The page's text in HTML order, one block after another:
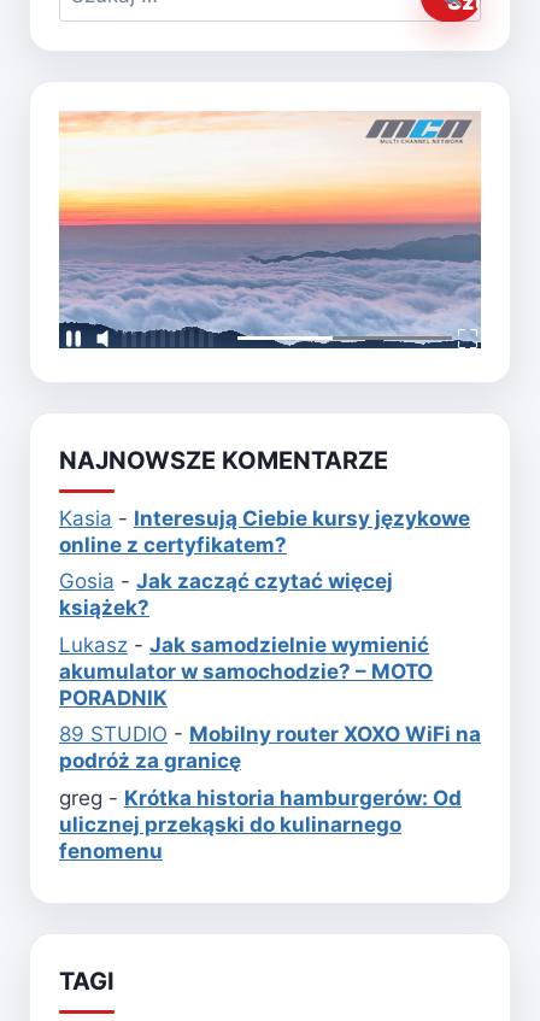
NAJNOWSZE KOMENTARZE
Kasia - Interesują Ciebie kursy językowe
online z certyfikatem?
Gosia - Jak zacząć czytać więcej
książek?
Lukasz - Jak samodzielnie wymienić
akumulator w samochodzie? – MOTO
PORADNIK
89 STUDIO - Mobilny router XOXO WiFi na
podróż za granicę
greg - Krótka historia hamburgerów: Od
ulicznej przekąski do kulinarnego
fenomenu
TAGI